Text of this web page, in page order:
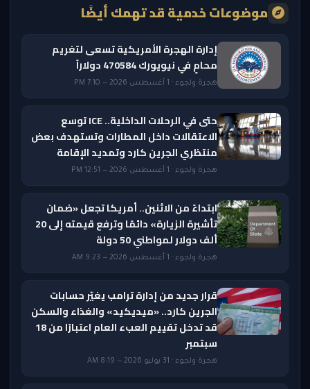
موضوعات خدمية قد تهمك أيضًا
إدارة الهجرة الأمريكية تسعى لتغريم
محامٍ في نيويورك 470584 دولاراً
هجرة ولجوء · 1 أغسطس 2026 — 7:10 PM
حتى في الرحلات الداخلية.. ICE توسع
الاعتقالات داخل المطارات وتستهدف بعض
منتظري الجرين كارد وتمديد الإقامة
هجرة ولجوء · 1 أغسطس 2026 — 12:51 PM
ابتداءً من الاثنين.. أمريكا تجعل «ضمان
تأشيرة الزيارة» دائمًا وترفع قيمته إلى 20
ألف دولار لمواطني 50 دولة
هجرة ولجوء · 1 أغسطس 2026 — 9:23 AM
قرار جديد من إدارة ترامب يغيّر حسابات
الجرين كارد.. «ميديكيد» والغذاء والسكن
قد تدخل تقييم العبء العام اعتبارًا من 18
سبتمبر
هجرة ولجوء · 31 يوليو 2026 — 8:19 AM